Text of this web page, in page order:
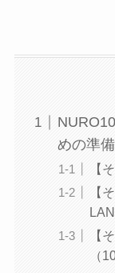
めの準
【
【
【
（